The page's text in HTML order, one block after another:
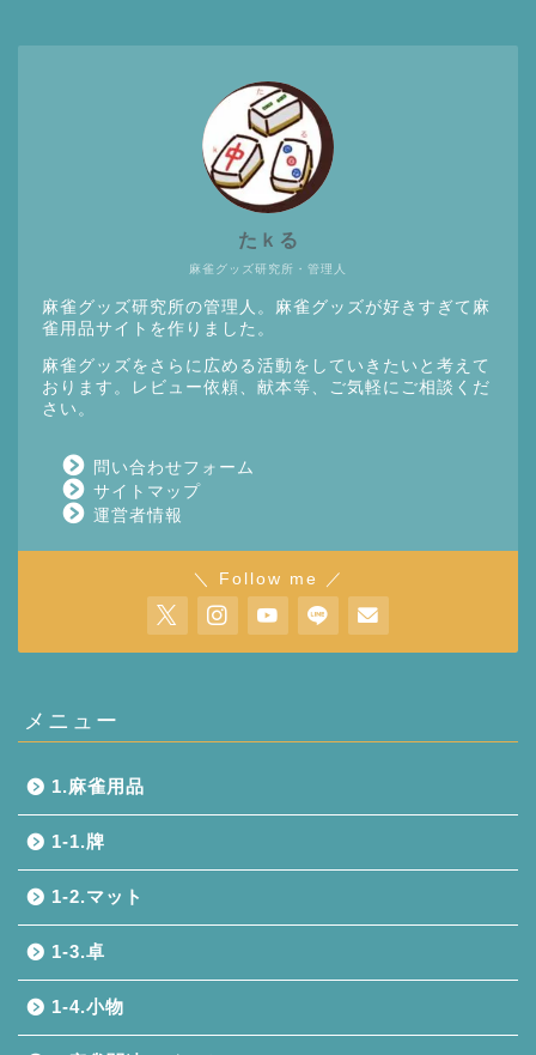
麻雀グッズ研究所・管理人
たｋる
麻雀グッズ研究所の管理人。麻雀グッズが好きすぎて麻
雀用品サイトを作りました。
麻雀グッズをさらに広める活動をしていきたいと考えて
おります。レビュー依頼、献本等、ご気軽にご相談くだ
さい。
問い合わせフォーム
サイトマップ
運営者情報
＼ Follow me ／
メニュー
1.麻雀用品
1-1.牌
1-2.マット
1-3.卓
1-4.小物